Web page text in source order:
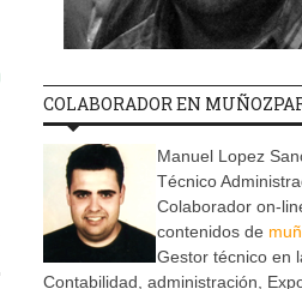
COLABORADOR EN
Manuel Lopez
Técnico
Colaborador on-
contenidos de
Gestor técnico en
Contabilidad, administración,